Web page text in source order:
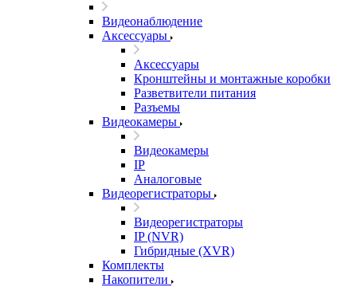
Видеонаблюдение
Аксессуары
Аксессуары
Кронштейны и монтажные коробки
Разветвители питания
Разъемы
Видеокамеры
Видеокамеры
IP
Аналоговые
Видеорегистраторы
Видеорегистраторы
IP (NVR)
Гибридные (XVR)
Комплекты
Накопители